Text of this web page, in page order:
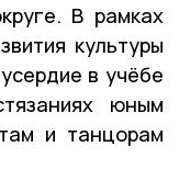
В рамках
культуры
в учёбе
юным
и танцорам